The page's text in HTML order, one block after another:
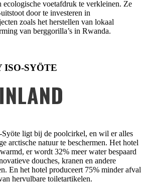
ecologische voetafdruk te verkleinen. Ze
door te investeren in
zoals het herstellen van lokaal
van berggorilla’s in Rwanda.
SYÖTE
ligt bij de poolcirkel, en wil er alles
arctische natuur te beschermen. Het hotel
er wordt 32% meer water bespaard
douches, kranen en andere
En het hotel produceert 75% minder afval
hervulbare toiletartikelen.